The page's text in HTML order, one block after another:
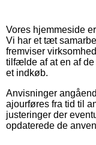
Vores hjemmeside
Vi har et tæt
fremviser
tilfælde af at en af
et indkøb.
Anvisninger
ajourføres fra tid til
justeringer der
opdaterede de